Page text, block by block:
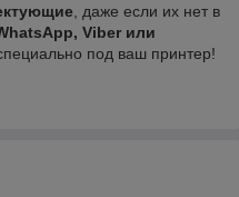
, даже если их нет в
Viber или
под ваш принтер!